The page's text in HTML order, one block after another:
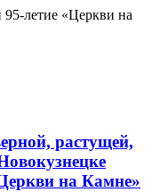
летие «Церкви на
растущей,
на Камне»